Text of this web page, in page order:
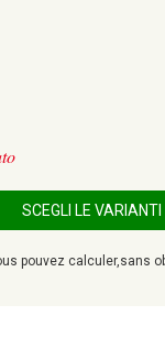
SCEGLI LE VARIANTI
pouvez calculer,sans